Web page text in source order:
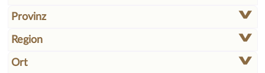
Provinz
Region
Ort